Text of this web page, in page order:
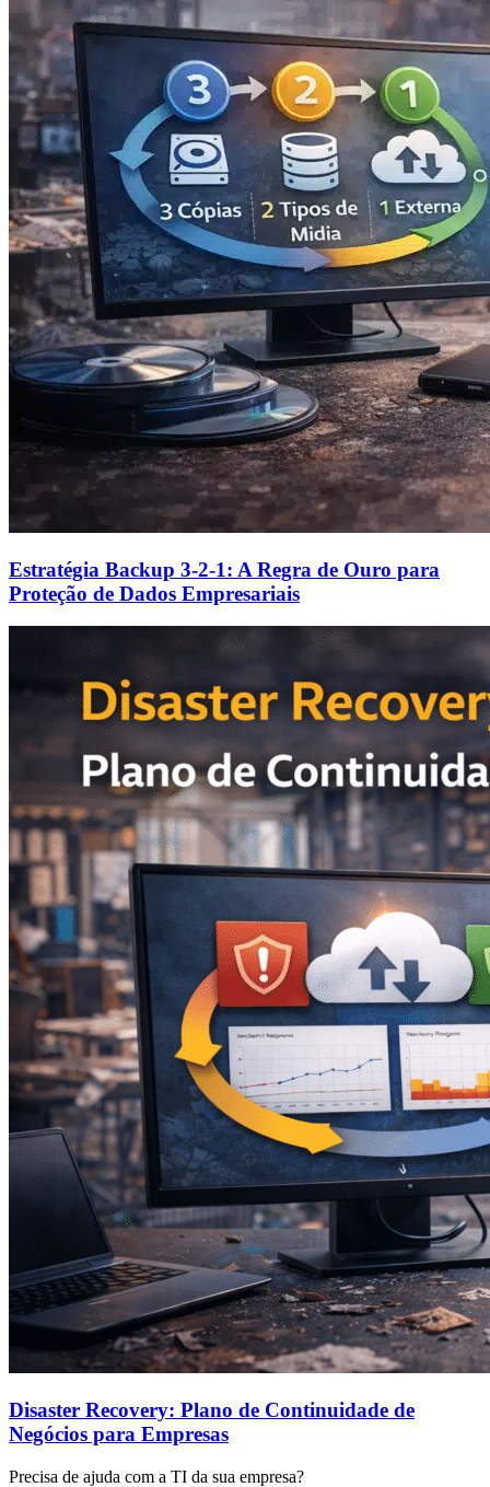
Estratégia Backup 3-2-1: A Regra de Ouro para
Proteção de Dados Empresariais
Disaster Recovery: Plano de Continuidade de
Negócios para Empresas
Precisa de ajuda com a TI da sua empresa?